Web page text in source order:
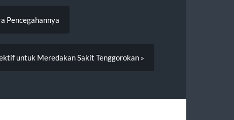
Pencegahannya
untuk Meredakan Sakit Tenggorokan »